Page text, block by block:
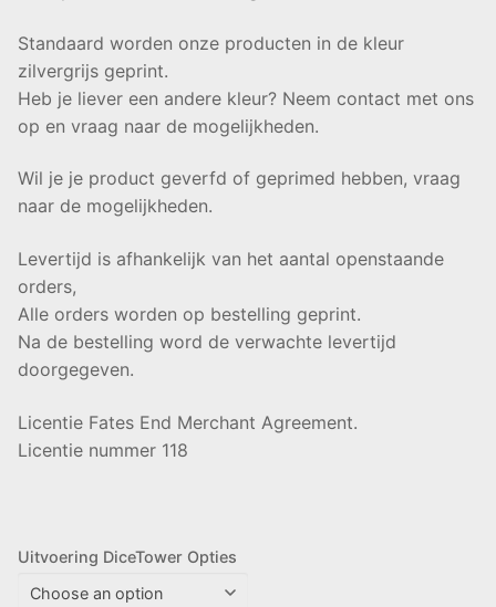
Standaard worden onze producten in de kleur
zilvergrijs geprint.
Heb je liever een andere kleur? Neem contact met ons
op en vraag naar de mogelijkheden.
Wil je je product geverfd of geprimed hebben, vraag
naar de mogelijkheden.
Levertijd is afhankelijk van het aantal openstaande
orders,
Alle orders worden op bestelling geprint.
Na de bestelling word de verwachte levertijd
doorgegeven.
Licentie Fates End Merchant Agreement.
Licentie nummer 118
Uitvoering DiceTower Opties